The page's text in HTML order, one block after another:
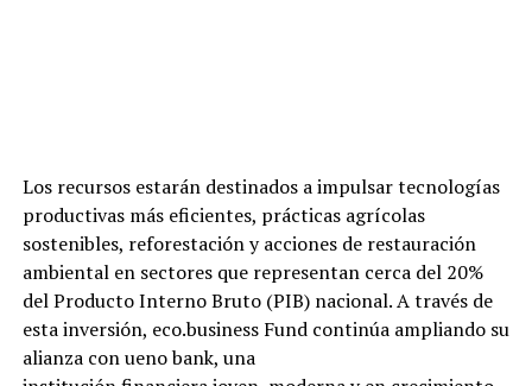
Los recursos estarán destinados a impulsar tecnologías
productivas más eficientes, prácticas agrícolas
sostenibles, reforestación y acciones de restauración
ambiental en sectores que representan cerca del 20%
del Producto Interno Bruto (PIB) nacional. A través de
esta inversión, eco.business Fund continúa ampliando su
alianza con ueno bank, una